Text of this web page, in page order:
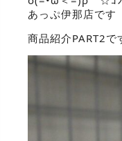
あっぷ伊那店です
商品紹介PART2で